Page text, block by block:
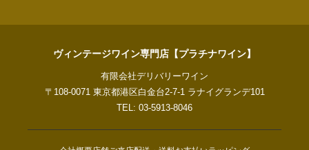
ヴィンテージワイン専門店【プラチナワイン】
有限会社デリバリーワイン
〒108-0071 東京都港区白金台2-7-1 ラナイグランデ101
TEL: 03-5913-8046